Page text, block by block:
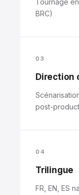
Tournage
BRC)
03
Direction
post-
04
Trilingue
FR, EN, ES